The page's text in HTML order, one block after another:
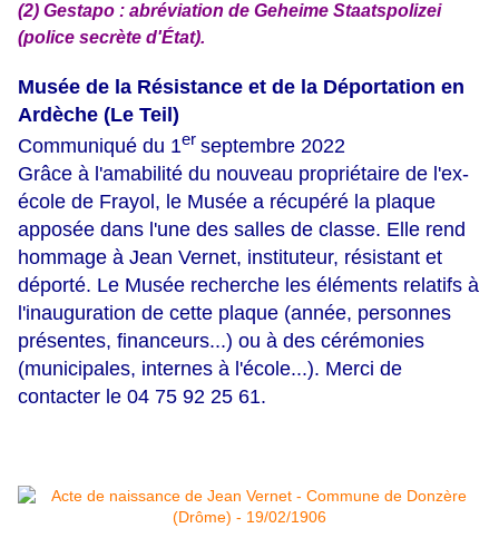
(2) Gestapo : abréviation de Geheime Staatspolizei
(police secrète d'État).
Musée de la Résistance et de la Déportation en
Ardèche (Le Teil)
Communiqué du 1er septembre 2022
Grâce à l'amabilité du nouveau propriétaire de l'ex-
école de Frayol, le Musée a récupéré la plaque
apposée dans l'une des salles de classe. Elle rend
hommage à Jean Vernet, instituteur, résistant et
déporté. Le Musée recherche les éléments relatifs à
l'inauguration de cette plaque (année, personnes
présentes, financeurs...) ou à des cérémonies
(municipales, internes à l'école...). Merci de
contacter le 04 75 92 25 61.